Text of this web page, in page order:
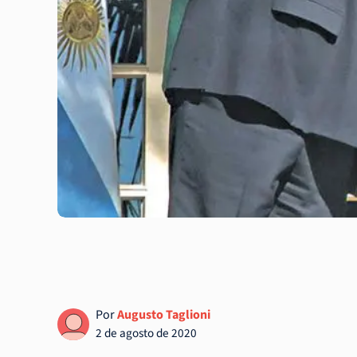
PorAugusto Taglioni
2 de agosto de 2020